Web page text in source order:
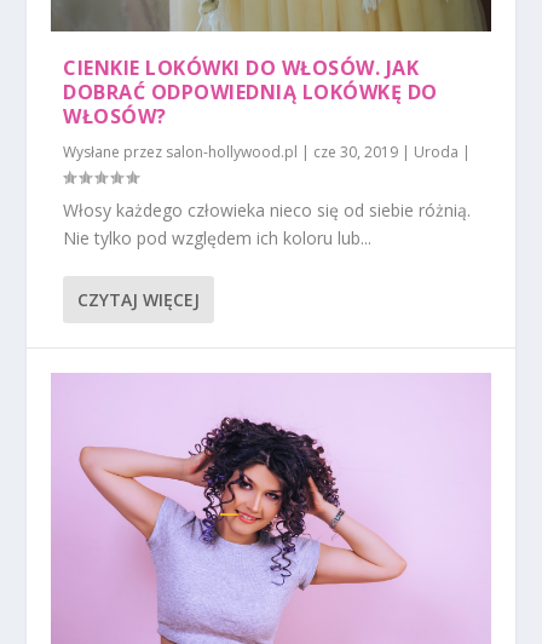
CIENKIE LOKÓWKI DO WŁOSÓW. JAK
DOBRAĆ ODPOWIEDNIĄ LOKÓWKĘ DO
WŁOSÓW?
Wysłane przez salon-hollywood.pl | cze 30, 2019 | Uroda |
Włosy każdego człowieka nieco się od siebie różnią.
Nie tylko pod względem ich koloru lub...
CZYTAJ WIĘCEJ